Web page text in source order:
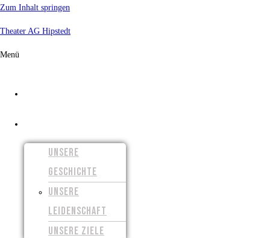
Zum Inhalt springen
Theater AG Hipstedt
Menü
UNSERE
GESCHICHTE
UNSERE
LEIDENSCHAFT
UNSERE ZIELE